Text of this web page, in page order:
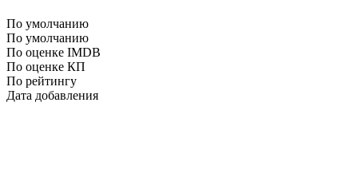
По умолчанию
По умолчанию
По оценке IMDB
По оценке КП
По рейтингу
Дата добавления